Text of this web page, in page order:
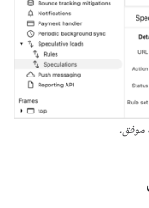
موفق.